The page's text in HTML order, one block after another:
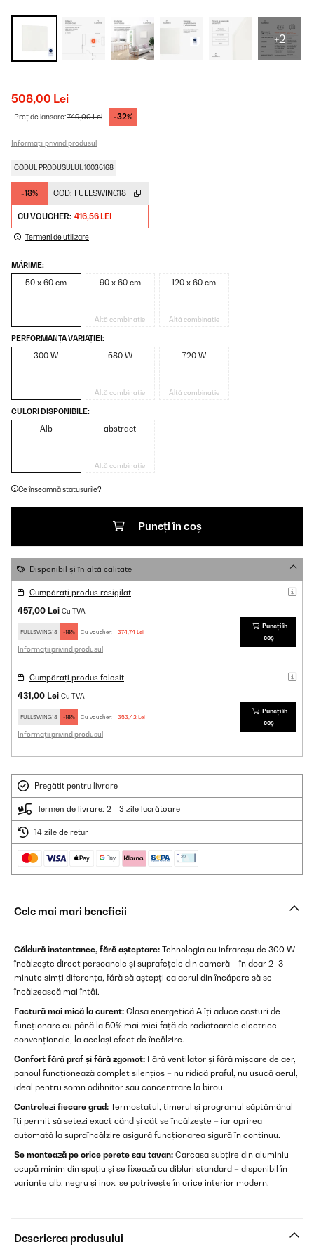
+2
508,00 Lei
Preț de lansare:749,00 Lei -32%
Informații privind produsul
CODUL PRODUSULUI: 10035168
-18% COD: FULLSWING18
CU VOUCHER: 416,56 LEI
Termeni de utilizare
MĂRIME:
50 x 60 cm 90 x 60 cm
Altă combinație
120 x 60 cm
Altă combinație
PERFORMANȚA VARIAȚIEI:
300 W 580 W
Altă combinație
720 W
Altă combinație
CULORI DISPONIBILE:
Alb abstract
Altă combinație
Ce înseamnă statusurile?
Puneți în coș
Disponibil și în altă calitate
Cumpărați produs resigilat
457,00 Lei Cu TVA
FULLSWING18 -18% Cu voucher: 374,74 Lei
Informații privind produsul
Puneți în
coș
Cumpărați produs folosit
431,00 Lei Cu TVA
FULLSWING18 -18% Cu voucher: 353,42 Lei
Informații privind produsul
Puneți în
coș
Pregătit pentru livrare
Termen de livrare: 2 - 3 zile lucrătoare
14 zile de retur
Cele mai mari beneficii
Căldură instantanee, fără așteptare: Tehnologia cu infraroșu de 300 W
încălzește direct persoanele și suprafețele din cameră – în doar 2–3
minute simți diferența, fără să aștepți ca aerul din încăpere să se
încălzească mai întâi.
Factură mai mică la curent: Clasa energetică A îți aduce costuri de
funcționare cu până la 50% mai mici față de radiatoarele electrice
convenționale, la același efect de încălzire.
Confort fără praf și fără zgomot: Fără ventilator și fără mișcare de aer,
panoul funcționează complet silențios – nu ridică praful, nu usucă aerul,
ideal pentru somn odihnitor sau concentrare la birou.
Controlezi fiecare grad: Termostatul, timerul și programul săptămânal
îți permit să setezi exact când și cât se încălzește – iar oprirea
automată la supraîncălzire asigură funcționarea sigură în continuu.
Se montează pe orice perete sau tavan: Carcasa subțire din aluminiu
ocupă minim din spațiu și se fixează cu dibluri standard – disponibil în
variante alb, negru și inox, se potrivește în orice interior modern.
Descrierea produsului